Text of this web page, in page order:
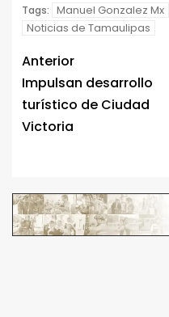
Tags: Manuel Gonzalez Mx
Noticias de Tamaulipas
Anterior
Impulsan desarrollo
turístico de Ciudad
Victoria